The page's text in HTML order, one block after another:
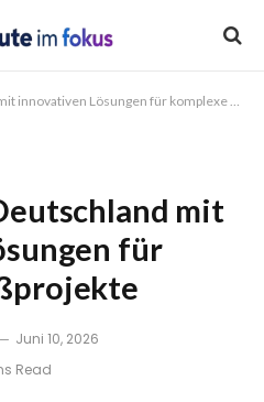
Lösungen für komplexe Großprojekte
mit
für
Juni 10, 2026
Read